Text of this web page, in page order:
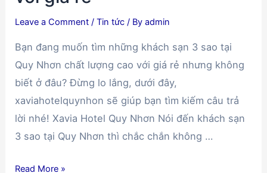
Leave a Comment /Tin tức / Byadmin
Bạn đang muốn tìm những khách sạn 3 sao tại
Quy Nhơn chất lượng cao với giá rẻ nhưng không
biết ở đâu? Đừng lo lắng, dưới đây,
xaviahotelquynhon sẽ giúp bạn tìm kiếm câu trả
lời nhé! Xavia Hotel Quy Nhơn Nói đến khách sạn
3 sao tại Quy Nhơn thì chắc chắn không …
Những
Read More »